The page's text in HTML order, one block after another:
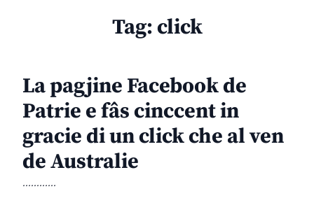
Tag:click
La pagjine Facebook de
Patrie e fâs cinccent in
gracie di un click che al ven
de Australie
............